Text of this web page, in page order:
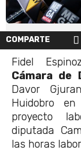
COMPARTE
Fidel
Cámara de
Davor
Huidobro
proyecto
diputada
las horas